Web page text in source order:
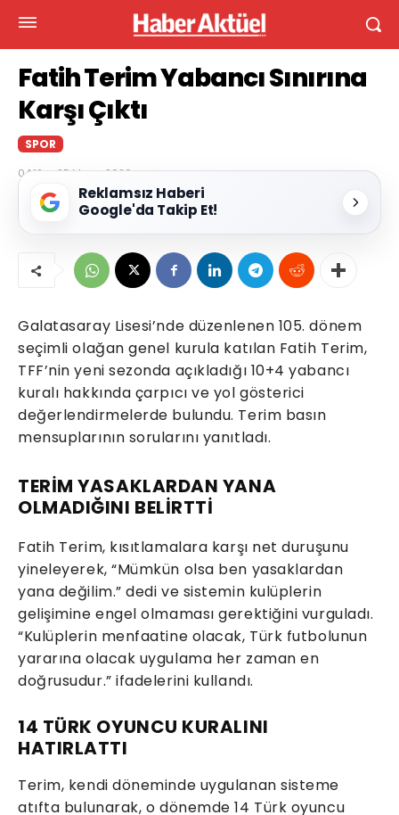
Fatih Terim Yabancı Sınırına
Karşı Çıktı
SPOR
04:12 — 25 Mayıs 2026
Reklamsız Haberi
Google'da Takip Et!
Galatasaray Lisesi’nde düzenlenen 105. dönem
seçimli olağan genel kurula katılan Fatih Terim,
TFF’nin yeni sezonda açıkladığı 10+4 yabancı
kuralı hakkında çarpıcı ve yol gösterici
değerlendirmelerde bulundu. Terim basın
mensuplarının sorularını yanıtladı.
TERİM YASAKLARDAN YANA
OLMADIĞINI BELİRTTİ
Fatih Terim, kısıtlamalara karşı net duruşunu
yineleyerek, “Mümkün olsa ben yasaklardan
yana değilim.” dedi ve sistemin kulüplerin
gelişimine engel olmaması gerektiğini vurguladı.
“Kulüplerin menfaatine olacak, Türk futbolunun
yararına olacak uygulama her zaman en
doğrusudur.” ifadelerini kullandı.
14 TÜRK OYUNCU KURALINI
HATIRLATTI
Terim, kendi döneminde uygulanan sisteme
atıfta bulunarak, o dönemde 14 Türk oyuncu